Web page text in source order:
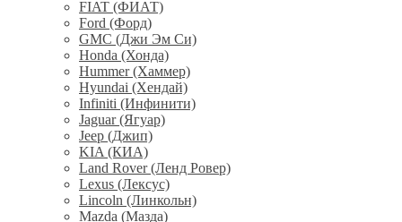
FIAT (ФИАТ)
Ford (Форд)
GMC (Джи Эм Си)
Honda (Хонда)
Hummer (Хаммер)
Hyundai (Хендай)
Infiniti (Инфинити)
Jaguar (Ягуар)
Jeep (Джип)
KIA (КИА)
Land Rover (Ленд Ровер)
Lexus (Лексус)
Lincoln (Линкольн)
Mazda (Мазда)